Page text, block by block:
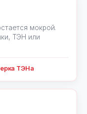
мокрой.
ТЭН или
ТЭНа